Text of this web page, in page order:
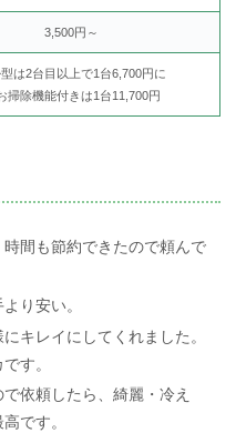
3,500円～
は2台目以上で1台6,700円に
掃除機能付きは1台11,700円
間も節約できたので頼んで
り安い。
キレイにしてくれました。
す。
依頼したら、綺麗・冷え
です。